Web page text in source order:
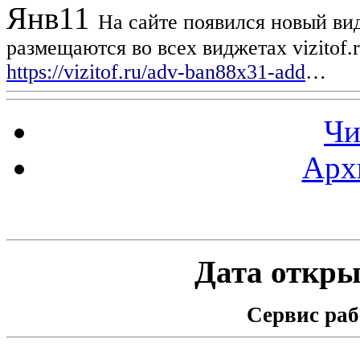
Янв11 На сайте появился новый
размещаются во всех виджетах
https://vizitof.ru/adv-ban88x31-add…
Дата
Сервис